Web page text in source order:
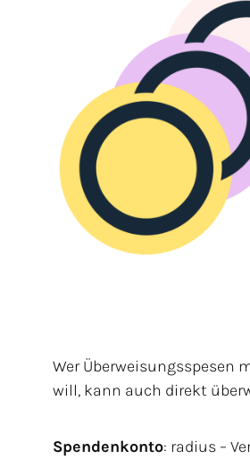
Wer Überweisungsspesen
will, kann auch direkt
Spendenkonto: radius –